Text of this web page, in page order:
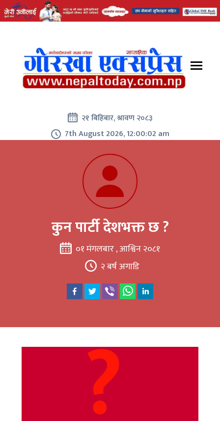
२१ बिहिबार, श्रावण २०८३
7th August 2026, 12:00:03 am
कुन पार्टी देशभक्त छ ?
०१ मंगलबार , आश्विन २०८१
२ बर्ष अगाडि